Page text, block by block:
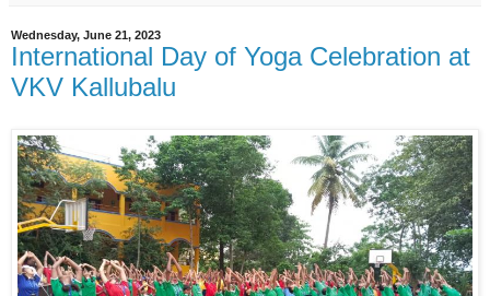
Wednesday, June 21, 2023
International Day of Yoga Celebration at
VKV Kallubalu